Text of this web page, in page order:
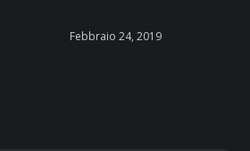
Febbraio 24, 2019